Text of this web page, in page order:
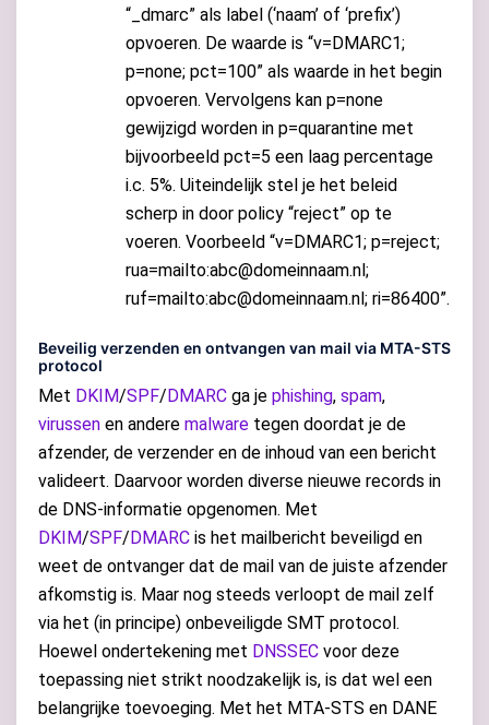
“_dmarc” als label (‘naam’ of ‘prefix’)
opvoeren. De waarde is “v=DMARC1;
p=none; pct=100” als waarde in het begin
opvoeren. Vervolgens kan p=none
gewijzigd worden in p=quarantine met
bijvoorbeeld pct=5 een laag percentage
i.c. 5%. Uiteindelijk stel je het beleid
scherp in door policy “reject” op te
voeren. Voorbeeld “v=DMARC1; p=reject;
rua=mailto:abc@domeinnaam.nl;
ruf=mailto:abc@domeinnaam.nl; ri=86400”.
Beveilig verzenden en ontvangen van mail via MTA-STS
protocol
Met DKIM/SPF/ DMARC ga je phishing, spam,
virussen en andere malware tegen doordat je de
afzender, de verzender en de inhoud van een bericht
valideert. Daarvoor worden diverse nieuwe records in
de DNS-informatie opgenomen. Met
DKIM/SPF/ DMARC is het mailbericht beveiligd en
weet de ontvanger dat de mail van de juiste afzender
afkomstig is. Maar nog steeds verloopt de mail zelf
via het (in principe) onbeveiligde SMT protocol.
Hoewel ondertekening met DNSSEC voor deze
toepassing niet strikt noodzakelijk is, is dat wel een
belangrijke toevoeging. Met het MTA-STS en DANE